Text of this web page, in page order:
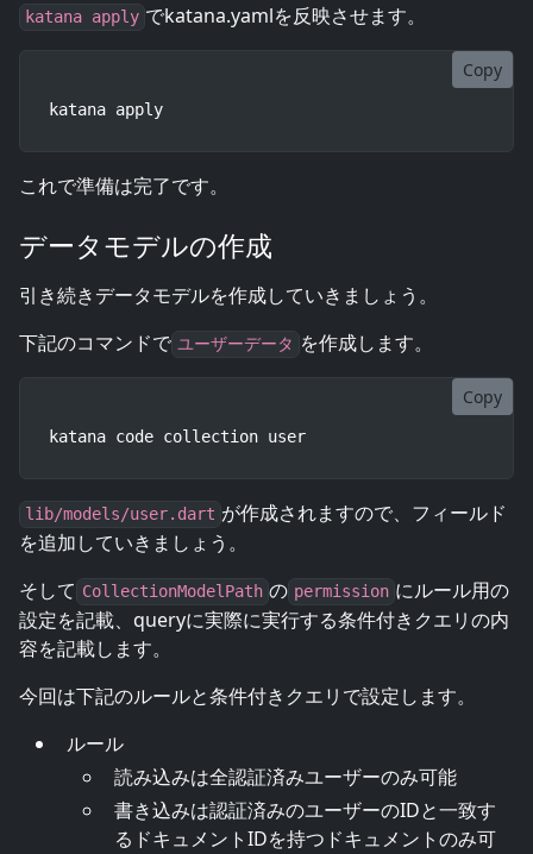
katana apply でkatana.yamlを反映させます。
Copy
katana apply
これで準備は完了です。
データモデルの作成
引き続きデータモデルを作成していきましょう。
下記のコマンドで ユーザーデータ を作成します。
Copy
katana code collection user
lib/models/user.dart が作成されますので、フィールド
を追加していきましょう。
そして CollectionModelPath の permission にルール用の
設定を記載、queryに実際に実行する条件付きクエリの内
容を記載します。
今回は下記のルールと条件付きクエリで設定します。
ルール
読み込みは全認証済みユーザーのみ可能
書き込みは認証済みのユーザーのIDと一致す
るドキュメントIDを持つドキュメントのみ可